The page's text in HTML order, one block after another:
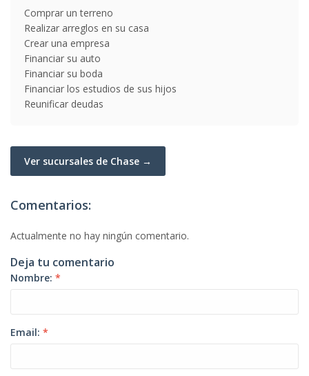
Comprar un terreno
Realizar arreglos en su casa
Crear una empresa
Financiar su auto
Financiar su boda
Financiar los estudios de sus hijos
Reunificar deudas
Ver sucursales de Chase →
Comentarios:
Actualmente no hay ningún comentario.
Deja tu comentario
Nombre: *
Email: *